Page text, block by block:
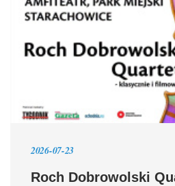
2026-07-23
Roch Dobrowolski